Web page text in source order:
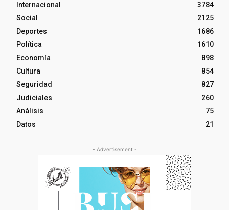
Internacional
3784
Social
2125
Deportes
1686
Política
1610
Economía
898
Cultura
854
Seguridad
827
Judiciales
260
Análisis
75
Datos
21
- Advertisement -